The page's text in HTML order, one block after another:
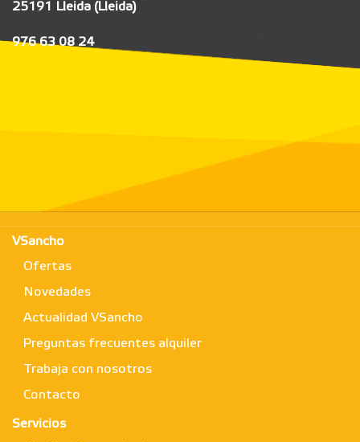
25191 Lleida (Lleida)
976 63 08 24
VSancho
Ofertas
Novedades
Actualidad VSancho
Preguntas frecuentes alquiler
Trabaja con nosotros
Contacto
Servicios